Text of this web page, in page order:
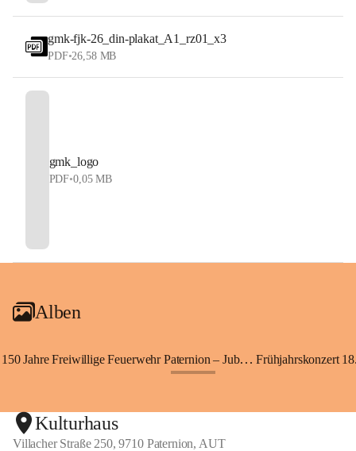
gmk-fjk-26_din-plakat_A1_rz01_x3
PDF•26,58 MB
gmk_logo
PDF•0,05 MB
Alben
150 Jahre Freiwillige Feuerwehr Paternion – Jubiläumsfest Frühjahrskonzert
Kulturhaus
Villacher Straße 250, 9710 Paternion, AUT